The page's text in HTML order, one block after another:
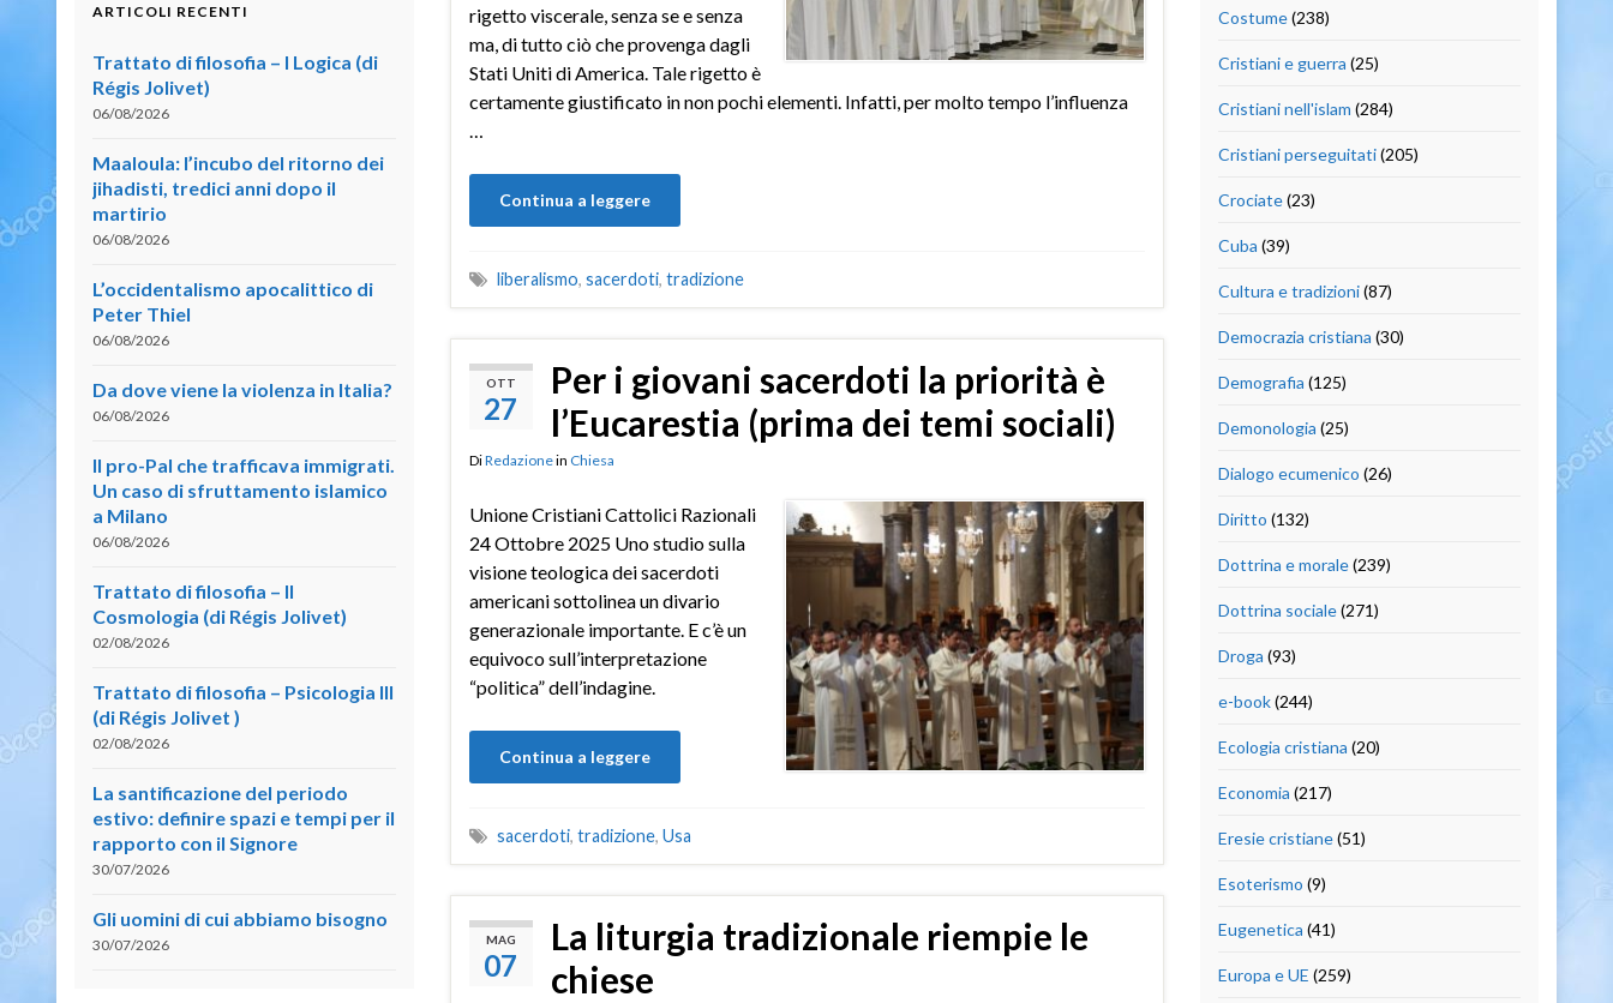
rigetto viscerale, senza se e senza
ma, di tutto ciò che provenga dagli
Stati Uniti di America. Tale rigetto è
certamente giustificato in non pochi elementi. Infatti, per molto tempo l’influenza
…
Continua a leggere
liberalismo, sacerdoti, tradizione
OTT
27
Per i giovani sacerdoti la priorità è
l’Eucarestia (prima dei temi sociali)
DiRedazionein Chiesa
Unione Cristiani Cattolici Razionali
24 Ottobre 2025 Uno studio sulla
visione teologica dei sacerdoti
americani sottolinea un divario
generazionale importante. E c’è un
equivoco sull’interpretazione
“politica” dell’indagine.
Continua a leggere
sacerdoti, tradizione, Usa
MAG
07
La liturgia tradizionale riempie le
chiese
ARTICOLI RECENTI
Trattato di filosofia – I Logica (di
Régis Jolivet)
06/08/2026
Maaloula: l’incubo del ritorno dei
jihadisti, tredici anni dopo il
martirio
06/08/2026
L’occidentalismo apocalittico di
Peter Thiel
06/08/2026
Da dove viene la violenza in Italia?
06/08/2026
Il pro-Pal che trafficava immigrati.
Un caso di sfruttamento islamico
a Milano
06/08/2026
Trattato di filosofia – II
Cosmologia (di Régis Jolivet)
02/08/2026
Trattato di filosofia – Psicologia III
(di Régis Jolivet )
02/08/2026
La santificazione del periodo
estivo: definire spazi e tempi per il
rapporto con il Signore
30/07/2026
Gli uomini di cui abbiamo bisogno
30/07/2026
Costume(238)
Cristiani e guerra (25)
Cristiani nell'islam (284)
Cristiani perseguitati(205)
Crociate(23)
Cuba (39)
Cultura e tradizioni(87)
Democrazia cristiana (30)
Demografia (125)
Demonologia (25)
Dialogo ecumenico (26)
Diritto (132)
Dottrina e morale(239)
Dottrina sociale(271)
Droga (93)
e-book(244)
Ecologia cristiana (20)
Economia (217)
Eresie cristiane(51)
Esoterismo (9)
Eugenetica (41)
Europa e UE (259)